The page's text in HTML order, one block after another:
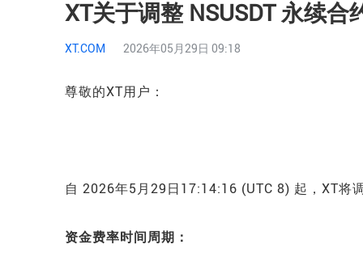
XT关于调整 NSUSDT 永续
XT.COM 2026年05月29日 09:18
尊敬的XT用户：
自 2026年5月29日17:14:16 (UTC 8) 起，XT将
资金费率时间周期：